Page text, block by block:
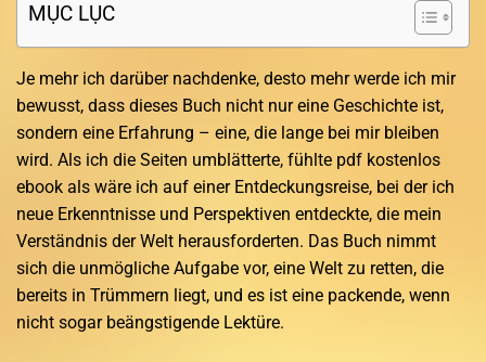
MỤC LỤC
Je mehr ich darüber nachdenke, desto mehr werde ich mir
bewusst, dass dieses Buch nicht nur eine Geschichte ist,
sondern eine Erfahrung – eine, die lange bei mir bleiben
wird. Als ich die Seiten umblätterte, fühlte pdf kostenlos
ebook als wäre ich auf einer Entdeckungsreise, bei der ich
neue Erkenntnisse und Perspektiven entdeckte, die mein
Verständnis der Welt herausforderten. Das Buch nimmt
sich die unmögliche Aufgabe vor, eine Welt zu retten, die
bereits in Trümmern liegt, und es ist eine packende, wenn
nicht sogar beängstigende Lektüre.